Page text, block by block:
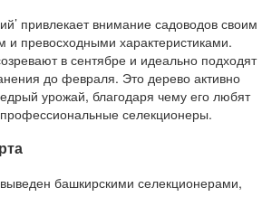
привлекает внимание садоводов своим
и превосходными характеристиками.
в сентябре и идеально подходят
до февраля. Это дерево активно
урожай, благодаря чему его любят
селекционеры.
башкирскими селекционерами,